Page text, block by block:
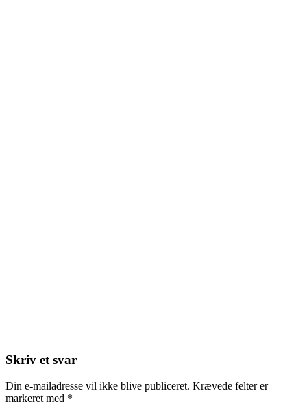
Skriv et svar
Din e-mailadresse vil ikke blive publiceret. Krævede felter er
markeret med *